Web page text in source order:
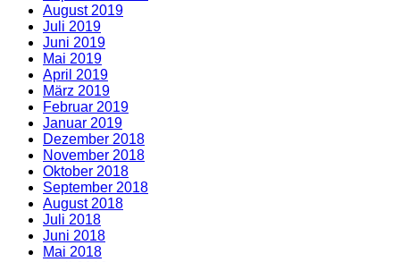
August 2019
Juli 2019
Juni 2019
Mai 2019
April 2019
März 2019
Februar 2019
Januar 2019
Dezember 2018
November 2018
Oktober 2018
September 2018
August 2018
Juli 2018
Juni 2018
Mai 2018